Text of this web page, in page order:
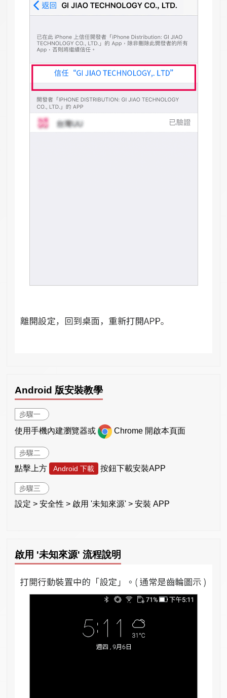
Android 版安裝教學
步驟一
使用手機內建瀏覽器或 Chrome 開啟本頁面
步驟二
點擊上方 Android 下載 按鈕下載安裝APP
步驟三
設定 > 安全性 > 啟用 '未知來源' > 安裝 APP
啟用 '未知來源' 流程說明